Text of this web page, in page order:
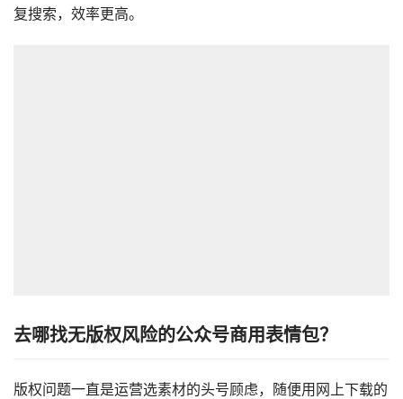
复搜索，效率更高。
去哪找无版权风险的公众号商用表情包？
版权问题一直是运营选素材的头号顾虑，随便用网上下载的